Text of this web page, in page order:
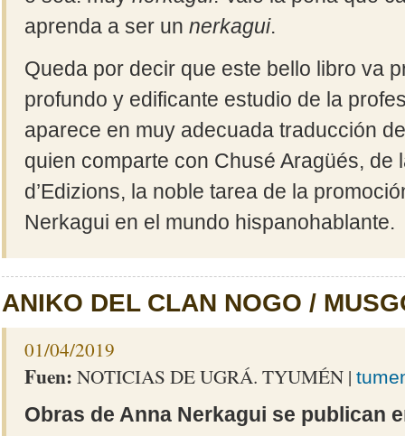
aprenda a ser un nerkagui.
Queda por decir que este bello libro va
profundo y edificante estudio de la
aparece en muy adecuada traducción
quien comparte con Chusé Aragüés, de
d’Edizions, la noble tarea de la
Nerkagui en el mundo hispanohablante.
ANIKO DEL CLAN NOGO /
01/04/2019
Fuen: NOTICIAS DE UGRÁ. TYUMÉN |
Obras de Anna Nerkagui se publican